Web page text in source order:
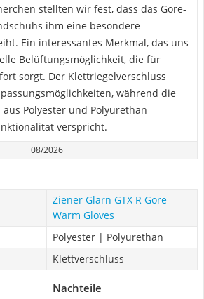
stellten wir fest, dass das Gore-
ihm eine besondere
Ein interessantes Merkmal, das uns
Belüftungsmöglichkeit, die für
sorgt. Der Klettriegelverschluss
während die
Polyester und Polyurethan
verspricht.
08/2026
Ziener Glarn GTX R Gore
Warm Gloves
Polyester | Polyurethan
Klettverschluss
Nachteile